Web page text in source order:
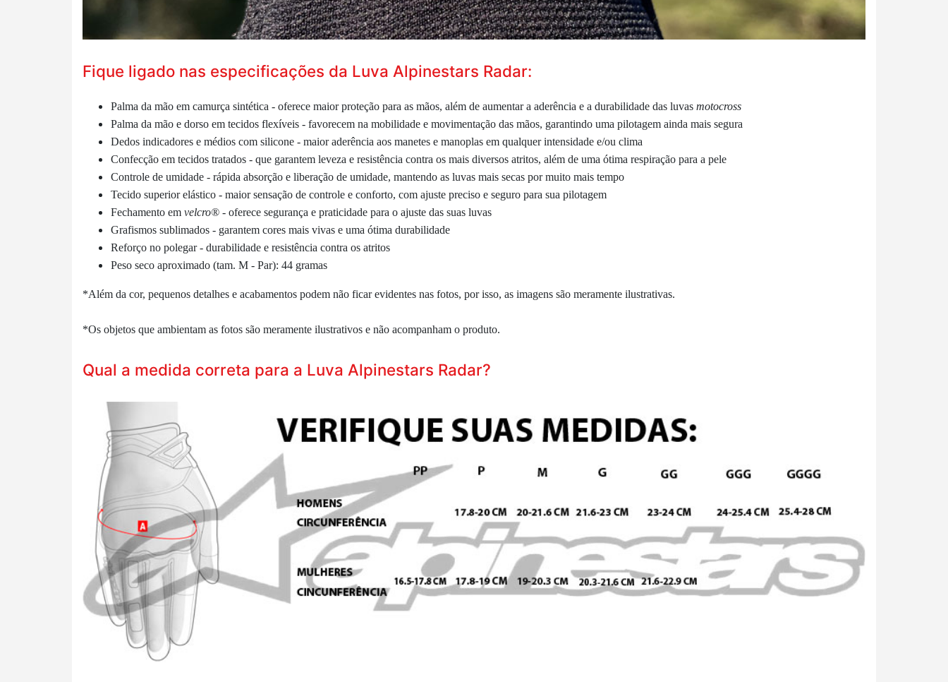
Fique ligado nas especificações da Luva Alpinestars Radar:
Palma da mão em camurça sintética - oferece maior proteção para as mãos, além de aumentar a aderência e a durabilidade das luvas motocross
Palma da mão e dorso em tecidos flexíveis - favorecem na mobilidade e movimentação das mãos, garantindo uma pilotagem ainda mais segura
Dedos indicadores e médios com silicone - maior aderência aos manetes e manoplas em qualquer intensidade e/ou clima
Confecção em tecidos tratados - que garantem leveza e resistência contra os mais diversos atritos, além de uma ótima respiração para a pele
Controle de umidade - rápida absorção e liberação de umidade, mantendo as luvas mais secas por muito mais tempo
Tecido superior elástico - maior sensação de controle e conforto, com ajuste preciso e seguro para sua pilotagem
Fechamento em velcro® - oferece segurança e praticidade para o ajuste das suas luvas
Grafismos sublimados - garantem cores mais vivas e uma ótima durabilidade
Reforço no polegar - durabilidade e resistência contra os atritos
Peso seco aproximado (tam. M - Par): 44 gramas
*Além da cor, pequenos detalhes e acabamentos podem não ficar evidentes nas fotos, por isso, as imagens são meramente ilustrativas.
*Os objetos que ambientam as fotos são meramente ilustrativos e não acompanham o produto.
Qual a medida correta para a Luva Alpinestars Radar?